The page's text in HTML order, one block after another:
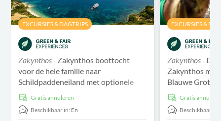
EXCURSIES & DAGTRIPS
Zakynthos - Zakynthos boottocht
voor de hele familie naar
Schildpaddeneiland met optionele
transferGratis annuleren
Beschikbaar in: En
EXCURSIES &
Zakynthos - De
Zakynthos met
Blauwe
Gratis
Beschikbaar in: